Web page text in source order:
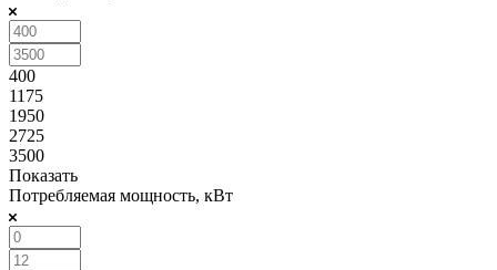
400
1175
1950
2725
3500
Показать
Потребляемая мощность, кВт